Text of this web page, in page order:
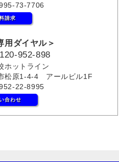
73-7706
請求
用ダイヤル＞
952-898
ホットライン
松原1-4-4 アールビル1F
22-8995
合わせ